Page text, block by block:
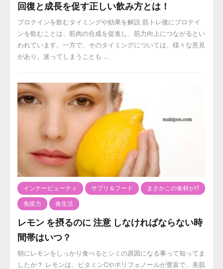
回復と成長を促す正しい飲み方とは！
プロテインを飲むタイミングや効果を解説 筋トレ後にプロテイ
ンを飲むことは、筋肉の合成を促進し、筋力向上につながるとい
われています。一方で、そのタイミングについては、様々な意見
があり、迷ってしまうことも ...
インナービューティ サプリ＆フード まさかこの食材が⁉️
免疫力 食生活
レモン を摂るのに 注意 しなければならない時
間帯はいつ？
朝にレモンをしっかり食べるとシミの原因になる事って知ってま
したか？ レモンは、ビタミンCやポリフェノールが豊富で、美肌